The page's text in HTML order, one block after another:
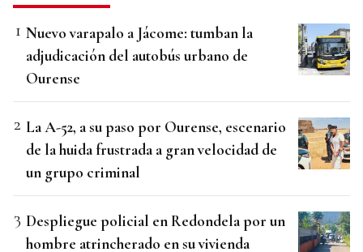
Nuevo varapalo a Jácome: tumban la
adjudicación del autobús urbano de
Ourense
La A-52, a su paso por Ourense, escenario
de la huida frustrada a gran velocidad de
un grupo criminal
Despliegue policial en Redondela por un
hombre atrincherado en su vivienda